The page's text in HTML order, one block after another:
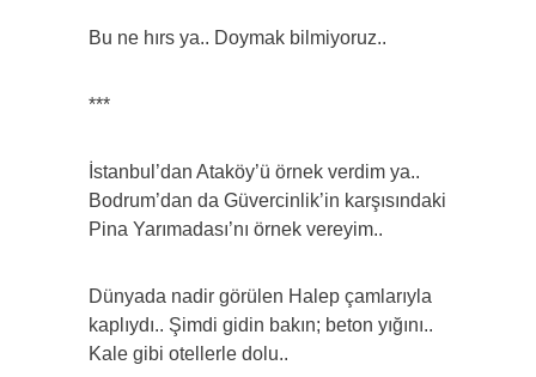
Bu ne hırs ya.. Doymak bilmiyoruz..
***
İstanbul’dan Ataköy’ü örnek verdim ya..
Bodrum’dan da Güvercinlik’in karşısındaki
Pina Yarımadası’nı örnek vereyim..
Dünyada nadir görülen Halep çamlarıyla
kaplıydı.. Şimdi gidin bakın; beton yığını..
Kale gibi otellerle dolu..